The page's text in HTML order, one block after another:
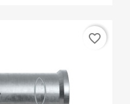
favorite_border